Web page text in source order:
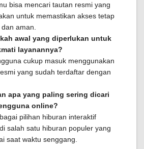
bisa mencari tautan resmi yang
untuk memastikan akses tetap
aman.
awal yang diperlukan untuk
layanannya?
cukup masuk menggunakan
yang sudah terdaftar dengan
apa yang paling sering dicari
online?
pilihan hiburan interaktif
salah satu hiburan populer yang
saat waktu senggang.